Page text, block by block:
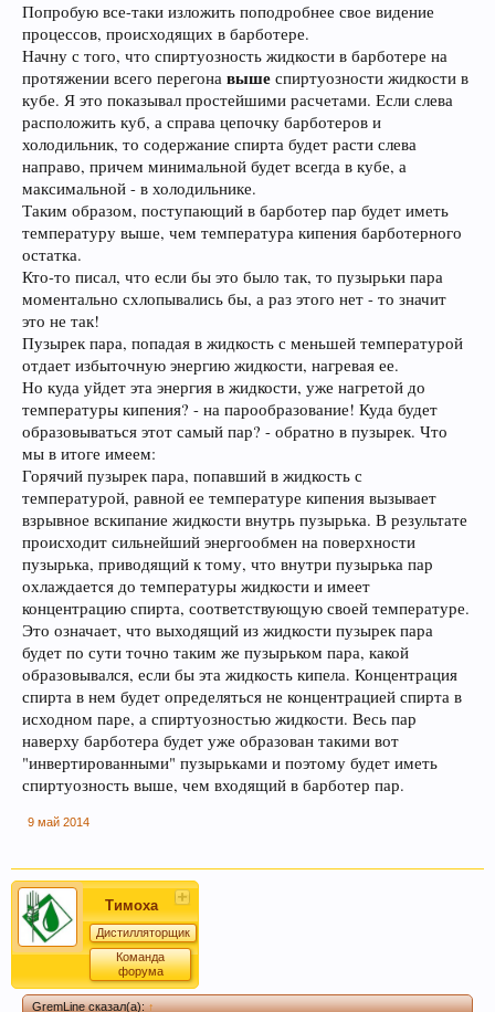
Попробую все-таки изложить поподробнее свое видение
процессов, происходящих в барботере.
Начну с того, что спиртуозность жидкости в барботере на
протяжении всего перегона выше спиртуозности жидкости в
кубе. Я это показывал простейшими расчетами. Если слева
расположить куб, а справа цепочку барботеров и
холодильник, то содержание спирта будет расти слева
направо, причем минимальной будет всегда в кубе, а
максимальной - в холодильнике.
Таким образом, поступающий в барботер пар будет иметь
температуру выше, чем температура кипения барботерного
остатка.
Кто-то писал, что если бы это было так, то пузырьки пара
моментально схлопывались бы, а раз этого нет - то значит
это не так!
Пузырек пара, попадая в жидкость с меньшей температурой
отдает избыточную энергию жидкости, нагревая ее.
Но куда уйдет эта энергия в жидкости, уже нагретой до
температуры кипения? - на парообразование! Куда будет
образовываться этот самый пар? - обратно в пузырек. Что
мы в итоге имеем:
Горячий пузырек пара, попавший в жидкость с
температурой, равной ее температуре кипения вызывает
взрывное вскипание жидкости внутрь пузырька. В результате
происходит сильнейший энергообмен на поверхности
пузырька, приводящий к тому, что внутри пузырька пар
охлаждается до температуры жидкости и имеет
концентрацию спирта, соответствующую своей температуре.
Это означает, что выходящий из жидкости пузырек пара
будет по сути точно таким же пузырьком пара, какой
образовывался, если бы эта жидкость кипела. Концентрация
спирта в нем будет определяться не концентрацией спирта в
исходном паре, а спиртуозностью жидкости. Весь пар
наверху барботера будет уже образован такими вот
"инвертированными" пузырьками и поэтому будет иметь
спиртуозность выше, чем входящий в барботер пар.
9 май 2014
Тимоха
Дистилляторщик
Команда
форума
GremLine сказал(а):↑